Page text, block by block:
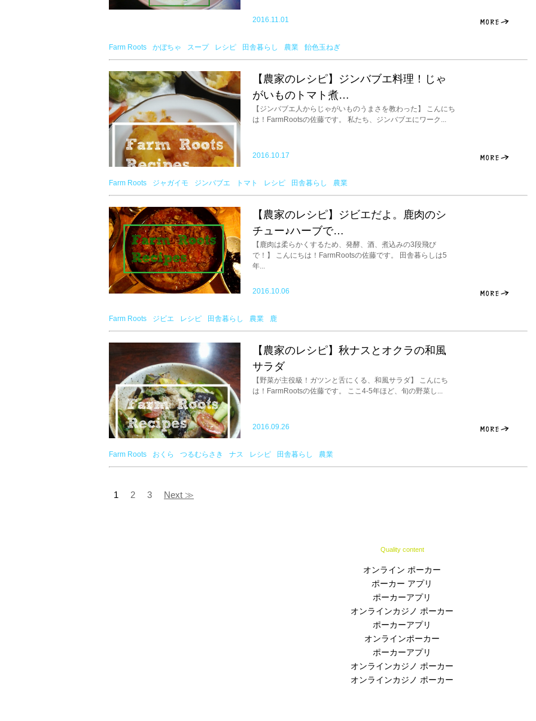
2016.11.01
Farm Roots かぼちゃ スープ レシピ 田舎暮らし 農業 飴色玉ねぎ
【農家のレシピ】ジンバブエ料理！じゃ
がいものトマト煮…
【ジンバブエ人からじゃがいものうまさを教わった】 こんにち
は！FarmRootsの佐藤です。 私たち、ジンバブエにワーク...
2016.10.17
Farm Roots ジャガイモ ジンバブエ トマト レシピ 田舎暮らし 農業
【農家のレシピ】ジビエだよ。鹿肉のシ
チュー♪ハーブで…
【鹿肉は柔らかくするため、発酵、酒、煮込みの3段飛び
で！】 こんにちは！FarmRootsの佐藤です。 田舎暮らしは5
年...
2016.10.06
Farm Roots ジビエ レシピ 田舎暮らし 農業 鹿
【農家のレシピ】秋ナスとオクラの和風
サラダ
【野菜が主役級！ガツンと舌にくる、和風サラダ】 こんにち
は！FarmRootsの佐藤です。 ここ4-5年ほど、旬の野菜し...
2016.09.26
Farm Roots おくら つるむらさき ナス レシピ 田舎暮らし 農業
1 2 3 Next ≫
Quality content
オンライン ポーカー
ポーカー アプリ
ポーカーアプリ
オンラインカジノ ポーカー
ポーカーアプリ
オンラインポーカー
ポーカーアプリ
オンラインカジノ ポーカー
オンラインカジノ ポーカー